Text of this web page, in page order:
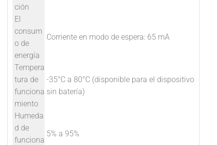
ción
El
consum
o de
energía
Corriente en modo de espera: 65 mA
Tempera
tura de
funciona
miento
-35°C a 80°C (disponible para el dispositivo
sin batería)
Humeda
d de
funciona
5% a 95%